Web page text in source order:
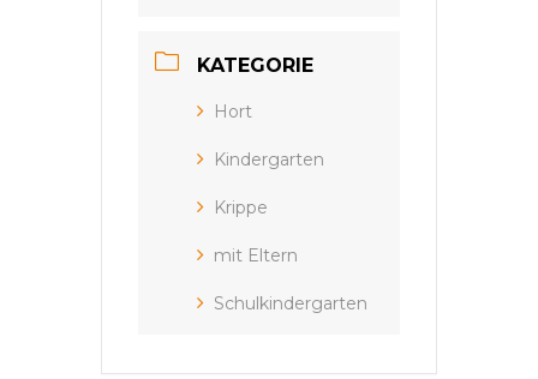
KATEGORIE
Hort
Kindergarten
Krippe
mit Eltern
Schulkindergarten